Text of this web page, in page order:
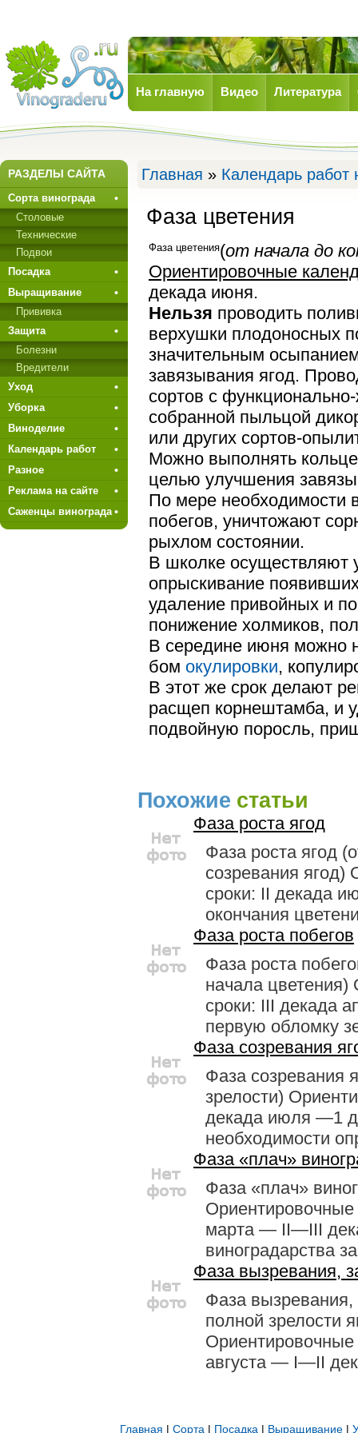
Виноград
На главную Видео Литература
Главная » Календарь работ
Фаза цветения
Фаза цветения(от начала до
Ориентировочные
декада июня.
Нельзя проводить
вер­хушки плодоносных
значитель­ным
завязывания ягод.
сортов с
собранной пыльцой
или других сортов-
Можно выполнять
целью улучшения
По мере необходимости
побегов, уничтожают
рыхлом состоянии.
В школке осуществляют
опрыскивание
удаление привойных и
понижение холмиков,
В середине июня можно
бом окулировки,
В этот же срок делают
расщеп корнештамба, и
подвойную поросль,
Похожие статьи
Фаза роста ягод
Фаза роста ягод
созревания
сроки: II декада
окончания
Фаза роста побегов
Фаза роста
начала
сроки: III декада
первую обломку
Фаза созревания
Фаза созревания
зрелости)
декада июля —1
необходимости
Фаза «плач»
Фаза «плач»
марта — II—III
виноградарства
Фаза вызревания,
Фаза вызревания,
полной зрелости
августа — I—II
РАЗДЕЛЫ САЙТА
Сорта винограда
Столовые
Технические
Подвои
Посадка
Выращивание
Прививкa
Защита
Болезни
Вредители
Уход
Уборка
Виноделие
Календарь работ
Разное
Реклама на сайте
Саженцы винограда
Главная | Сорта | Посадка | Выращивание |